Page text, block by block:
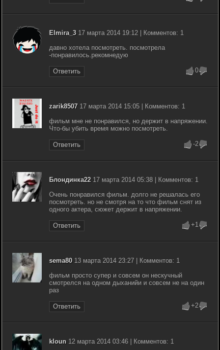
Elmira_317 марта 2014 19:12 | Комментов: 1
давно хотела посмотреть. посмотрела
-понравилось.рекомнедую
Ответить 0
zarik850717 марта 2014 15:05 | Комментов: 1
фильм мне не понравился, но держит в напряжении.
Что-бы убить время можно посмотреть.
Ответить -2
Блондинка22 17 марта 2014 05:38 | Комментов: 1
Очень понравился фильм. долго не решалась его
посмотреть. но не смотря на то что фильм снят из
одного актера, сюжет держит в напряжении.
Ответить +1
sema8013 марта 2014 23:27 | Комментов: 1
фильм просто супер и совсем он нескучный
смотрелся на одном дыханийи и совсем не на один
раз
Ответить +2
kloun 12 марта 2014 03:46 | Комментов: 1